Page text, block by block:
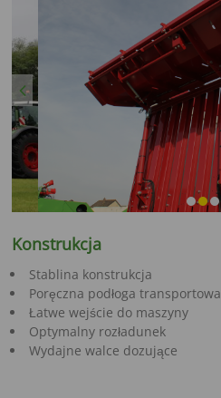
Konstrukcja
Stablina konstrukcja
Poręczna podłoga transportowa
Łatwe wejście do maszyny
Optymalny rozładunek
Wydajne walce dozujące